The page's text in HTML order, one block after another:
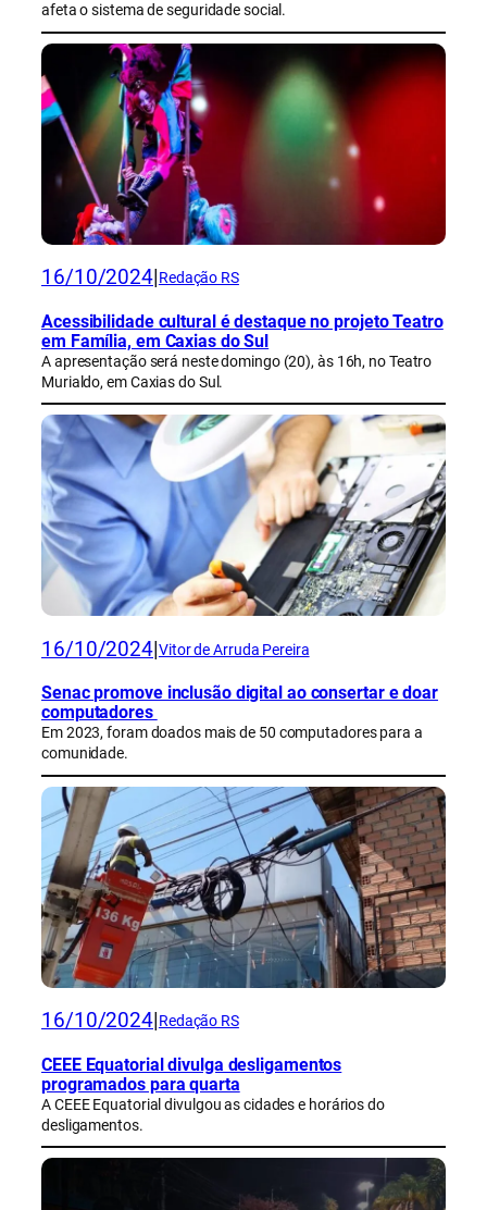
afeta o sistema de seguridade social.
16/10/2024 Redação RS
Acessibilidade cultural é destaque no projeto Teatro
em Família, em Caxias do Sul
A apresentação será neste domingo (20), às 16h, no Teatro
Murialdo, em Caxias do Sul.
16/10/2024 Vitor de Arruda Pereira
Senac promove inclusão digital ao consertar e doar
computadores
Em 2023, foram doados mais de 50 computadores para a
comunidade.
16/10/2024 Redação RS
CEEE Equatorial divulga desligamentos
programados para quarta
A CEEE Equatorial divulgou as cidades e horários do
desligamentos.